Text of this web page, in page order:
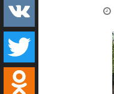
Facebook
VK
Twitter